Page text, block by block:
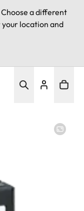
Choose a different
location and